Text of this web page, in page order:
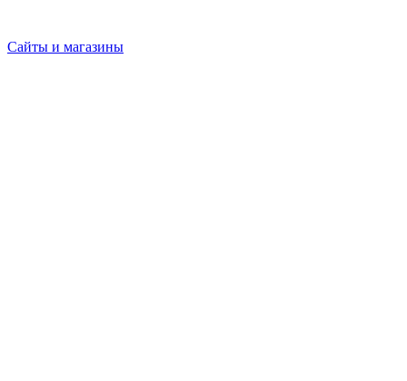
Сайты и магазины